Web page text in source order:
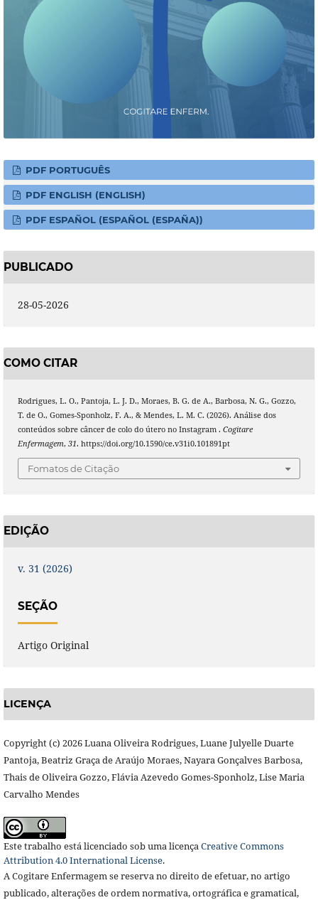
PDF PORTUGUÊS
PDF ENGLISH (ENGLISH)
PDF ESPAÑOL (ESPAÑOL (ESPAÑA))
PUBLICADO
28-05-2026
COMO CITAR
Rodrigues, L. O., Pantoja, L. J. D., Moraes, B. G. de A., Barbosa, N. G., Gozzo,
T. de O., Gomes-Sponholz, F. A., & Mendes, L. M. C. (2026). Análise dos
conteúdos sobre câncer de colo do útero no Instagram . Cogitare
Enfermagem, 31. https://doi.org/10.1590/ce.v31i0.101891pt
Fomatos de Citação
EDIÇÃO
v. 31 (2026)
SEÇÃO
Artigo Original
LICENÇA
Copyright (c) 2026 Luana Oliveira Rodrigues, Luane Julyelle Duarte
Pantoja, Beatriz Graça de Araújo Moraes, Nayara Gonçalves Barbosa,
Thais de Oliveira Gozzo, Flávia Azevedo Gomes-Sponholz, Lise Maria
Carvalho Mendes
Este trabalho está licenciado sob uma licençaCreative Commons
Attribution 4.0 International License.
A Cogitare Enfermagem se reserva no direito de efetuar, no artigo
publicado, alterações de ordem normativa, ortográfica e gramatical,